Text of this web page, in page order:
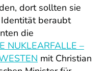
dort sollten sie
beraubt
die
NUKLEARFALLE –
mit Christian